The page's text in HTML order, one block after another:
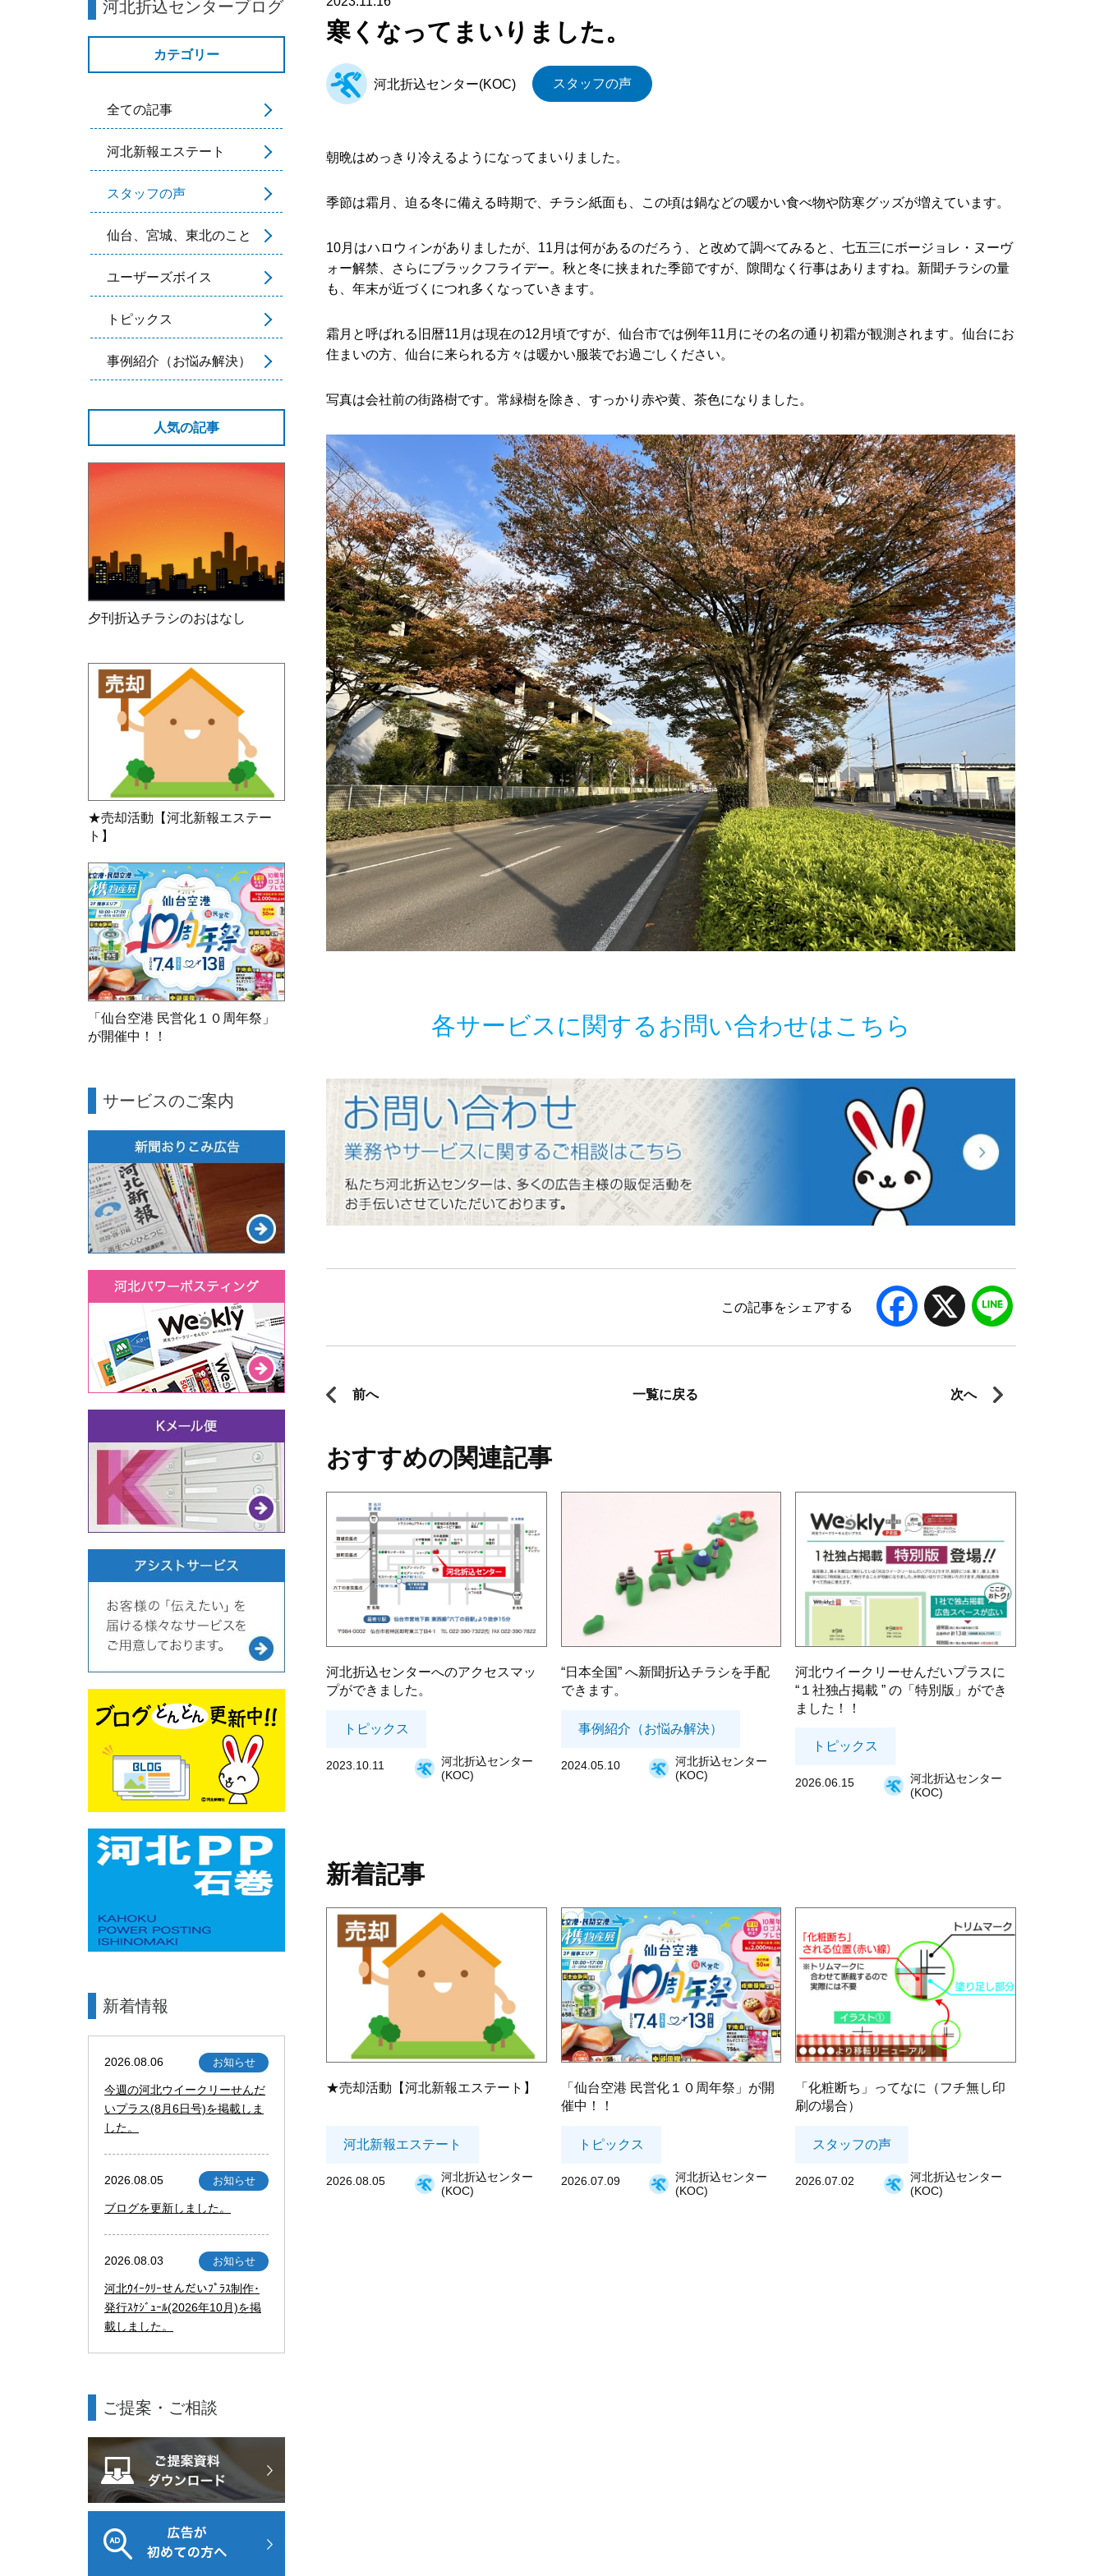
寒くなってまいりました。
河北折込センター(KOC) スタッフの声
朝晩はめっきり冷えるようになってまいりました。
季節は霜月、迫る冬に備える時期で、チラシ紙面も、この頃は鍋などの暖かい食べ物や防寒グッズが増えています。
10月はハロウィンがありましたが、11月は何があるのだろう、と改めて調べてみると、七五三にボージョレ・ヌーヴ
ォー解禁、さらにブラックフライデー。秋と冬に挟まれた季節ですが、隙間なく行事はありますね。新聞チラシの量
も、年末が近づくにつれ多くなっていきます。
霜月と呼ばれる旧暦11月は現在の12月頃ですが、仙台市では例年11月にその名の通り初霜が観測されます。仙台にお
住まいの方、仙台に来られる方々は暖かい服装でお過ごしください。
写真は会社前の街路樹です。常緑樹を除き、すっかり赤や黄、茶色になりました。
各サービスに関するお問い合わせはこちら
この記事をシェアする
Facebook
一覧に戻る
前へ 次へ
おすすめの関連記事
河北折込センターへのアクセスマッ
プができました。
トピックス
2023.10.11
河北折込センター
(KOC)
“日本全国” へ新聞折込チラシを手配
できます。
事例紹介（お悩み解決）
2024.05.10
河北折込センター
(KOC)
河北ウイークリーせんだいプラスに
“１社独占掲載 ” の「特別版」ができ
ました！！
トピックス
2026.06.15
河北折込センター
(KOC)
新着記事
★売却活動【河北新報エステート】
河北新報エステート
2026.08.05
河北折込センター
(KOC)
「仙台空港 民営化１０周年祭」が開
催中！！
トピックス
2026.07.09
河北折込センター
(KOC)
「化粧断ち」ってなに（フチ無し印
刷の場合）
スタッフの声
2026.07.02
河北折込センター
(KOC)
河北折込センターブログ
カテゴリー
全ての記事
河北新報エステート
スタッフの声
仙台、宮城、東北のこと
ユーザーズボイス
トピックス
事例紹介（お悩み解決）
人気の記事
夕刊折込チラシのおはなし
★売却活動【河北新報エステー
ト】
「仙台空港 民営化１０周年祭」
が開催中！！
サービスのご案内
新着情報
2026.08.06 お知らせ
今週の河北ウイークリーせんだ
いプラス(8月6日号)を掲載しま
した。
2026.08.05 お知らせ
ブログを更新しました。
2026.08.03 お知らせ
河北ｳｲｰｸﾘｰせんだいﾌﾟﾗｽ制作･
発行ｽｹｼﾞｭｰﾙ(2026年10月)を掲
載しました。
ご提案・ご相談